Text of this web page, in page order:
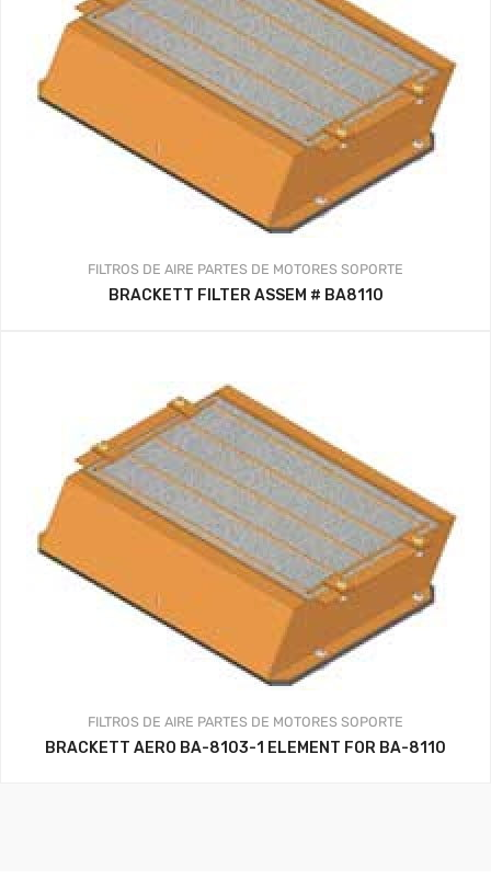
FILTROS DE AIRE PARTES DE MOTORES SOPORTE
BRACKETT FILTER ASSEM # BA8110
FILTROS DE AIRE PARTES DE MOTORES SOPORTE
BRACKETT AERO BA-8103-1 ELEMENT FOR BA-8110